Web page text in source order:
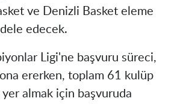
ve Denizli Basket eleme
edecek.
Ligi'ne başvuru süreci,
ererken, toplam 61 kulüp
almak için başvuruda